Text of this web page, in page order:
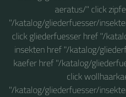
aeratus/" click
"/katalog/gliederfuesser/
click gliederfuesser href "/
insekten href "/katalog/
kaefer href "/katalog/
click
"/katalog/gliederfuesser/